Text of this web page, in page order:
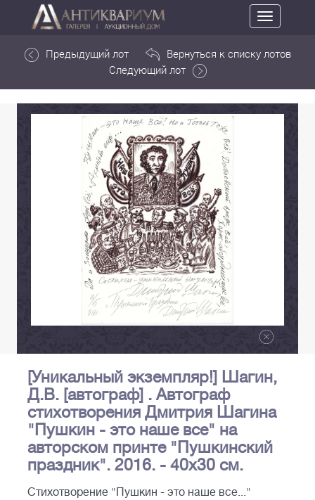
Toggle
navigation
Предыдущий лот
Вернуться к списку лотов
Следующий лот
[Уникальный экземпляр!] Шагин,
Д.В. [автограф] . Автограф
стихотворения Дмитрия Шагина
"Пушкин - это наше все" на
авторском принте "Пушкинский
праздник". 2016. - 40х30 см.
Стихотворение "Пушкин - это наше все..."